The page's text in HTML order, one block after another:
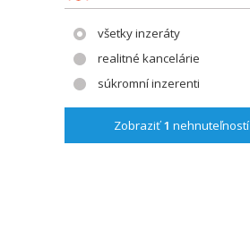
všetky inzeráty
realitné kancelárie
súkromní inzerenti
Zobraziť1 nehnuteľností